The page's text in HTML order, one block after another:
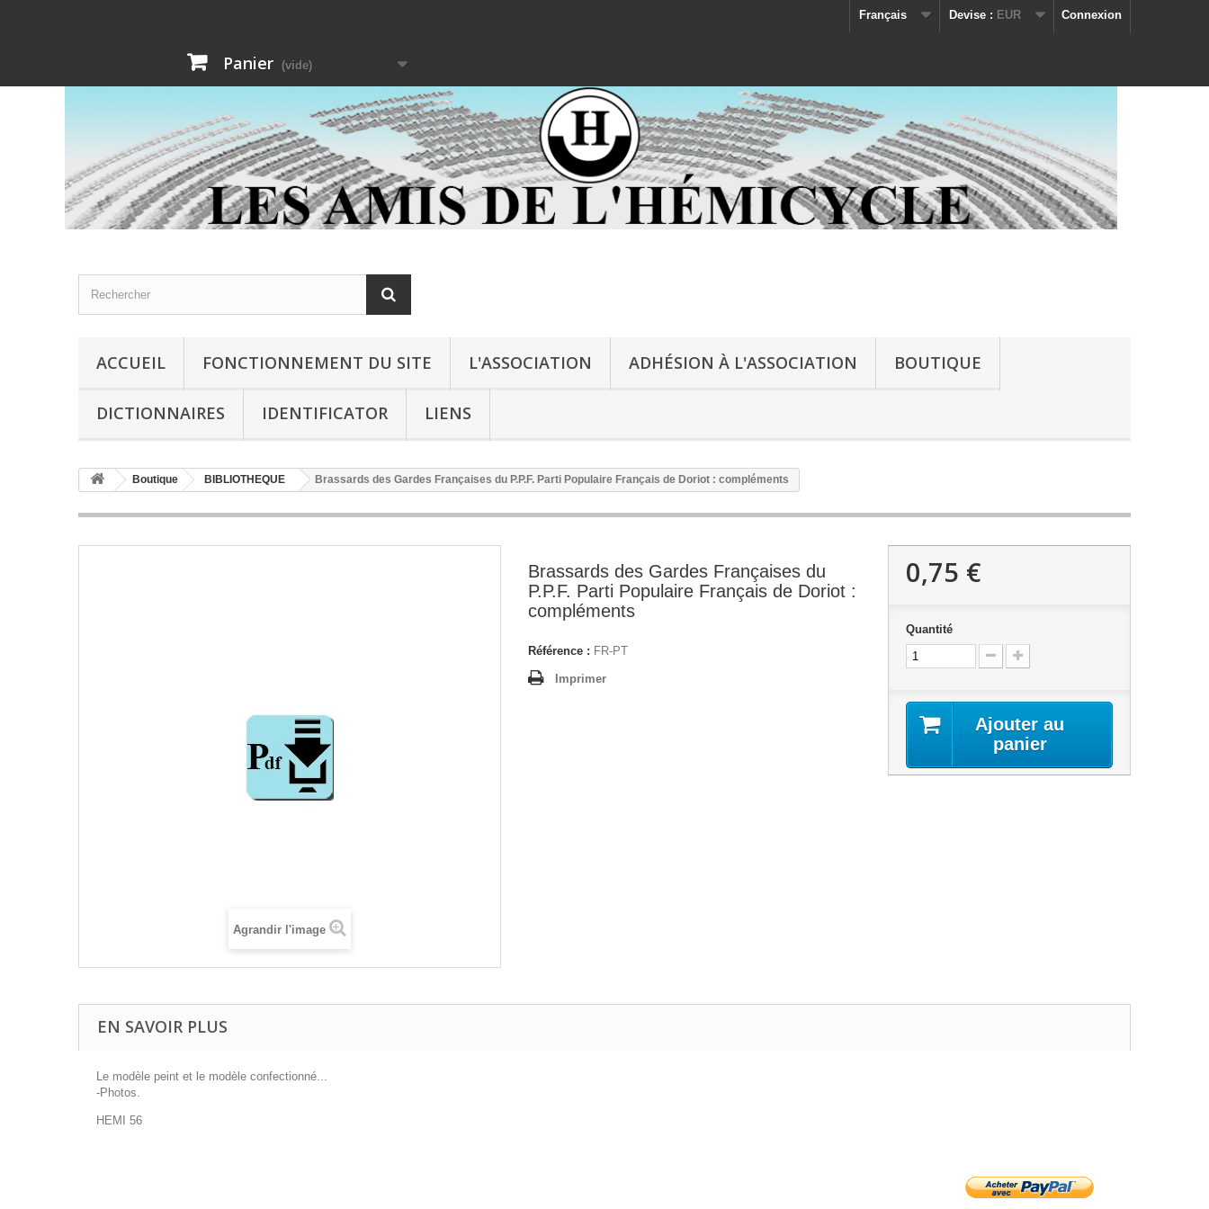
Panier (vide)
Connexion
Devise : EUR
Français
ACCUEIL FONCTIONNEMENT DU SITE L'ASSOCIATION ADHÉSION À L'ASSOCIATION BOUTIQUE
DICTIONNAIRES IDENTIFICATOR LIENS
Boutique BIBLIOTHEQUE Brassards des Gardes Françaises du P.P.F. Parti Populaire Français de Doriot : compléments
Agrandir l'image
Brassards des Gardes Françaises du
P.P.F. Parti Populaire Français de Doriot :
compléments
Référence : FR-PT
Imprimer
0,75 €
Quantité
Ajouter au
panier
EN SAVOIR PLUS
Le modèle peint et le modèle confectionné...
-Photos.
HEMI 56